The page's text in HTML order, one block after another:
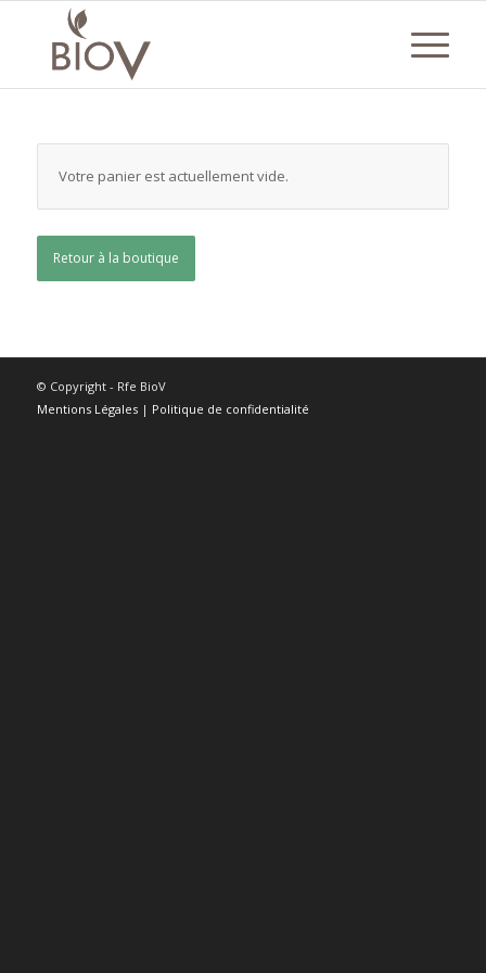
Votre panier est actuellement vide.
Retour à la boutique
© Copyright - Rfe BioV
Mentions Légales| Politique de confidentialité